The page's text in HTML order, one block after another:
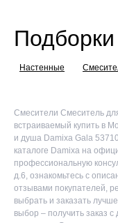
Подборки
Настенные
Смесители Смеситель
встраиваемый купить в
и душа Damixa Gala
каталоге Damixa на
профессиональную
д.6, ознакомьтесь с
отзывами покупателей,
выбрать и заказать
выбор – получить заказ